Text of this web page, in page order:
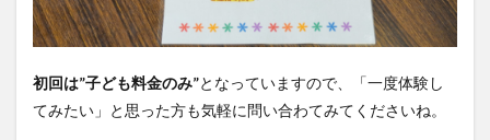
初回は”子ども料金のみ”となっていますので、「一度体験し
てみたい」と思った方も気軽に問い合わてみてくださいね。